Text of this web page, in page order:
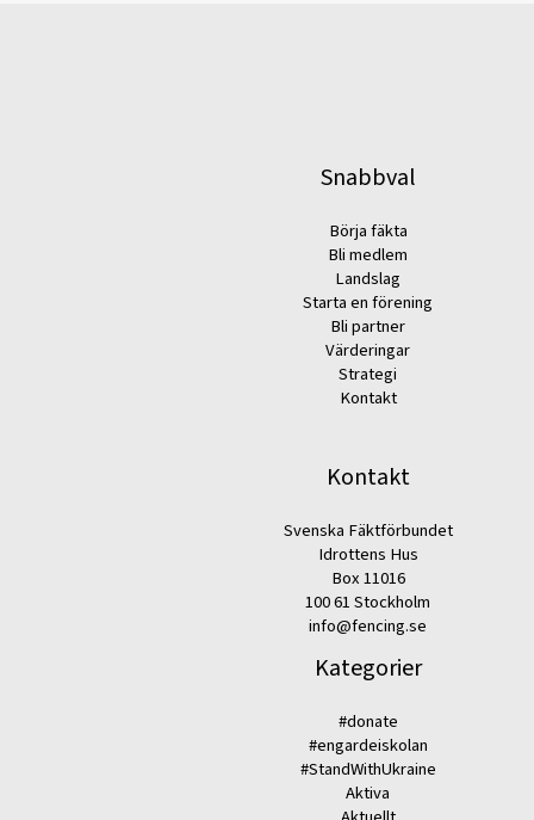
Snabbval
Börja fäkta
Bli medlem
Landslag
Starta en förening
Bli partner
Värderingar
Strategi
Kontakt
Kontakt
Svenska Fäktförbundet
Idrottens Hus
Box 11016
100 61 Stockholm
info@fencing.se
Kategorier
#donate
#engardeiskolan
#StandWithUkraine
Aktiva